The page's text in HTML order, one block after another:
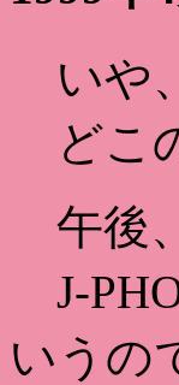
いや
どこ
午後
J-
いうの